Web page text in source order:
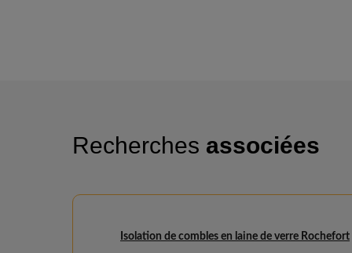
Recherches associées
Isolation de combles en laine de verre Rochefort